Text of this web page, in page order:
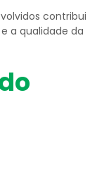
contribui
a qualidade da